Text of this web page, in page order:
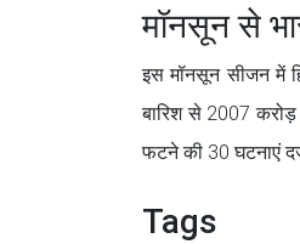
मॉनसून से
इस मॉनसून सीजन में
बारिश से 2007
फटने की 30 घटनाएं
Tags